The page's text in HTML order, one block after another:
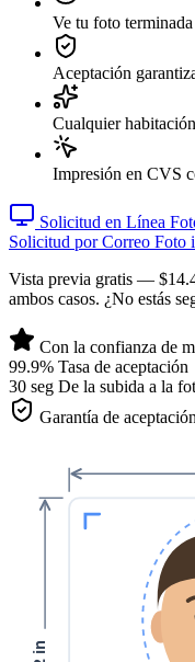
Ve tu foto
Aceptación
Cualquier
Impresión en CVS
Solicitud en Línea
Solicitud por Correo Foto
Vista previa gratis —
ambos casos. ¿No estás
Con la confianza de
99.9% Tasa de aceptación
30 seg De la subida a la
Garantía de
2 in